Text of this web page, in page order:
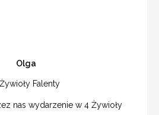
Olga
Falenty
nas wydarzenie w 4 Żywioły